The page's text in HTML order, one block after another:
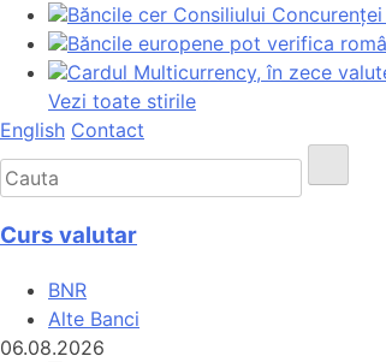
Băncile cer Consiliului
Băncile europene pot verifica
Cardul Multicurrency, în zece
Vezi toate stirile
English Contact
Curs valutar
BNR
Alte Banci
06.08.2026